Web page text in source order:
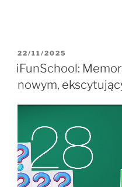
OPUBLIKOWANE
W
22/11/2025
iFunSchool:
nowym,